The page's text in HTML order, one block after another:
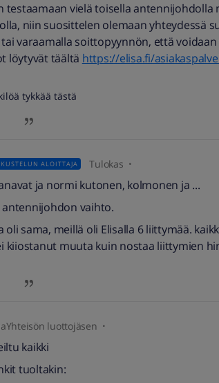
testaamaan vielä toisella antennijohdolla
niin suosittelen olemaan yhteydessä
varaamalla soittopyynnön, että
löytyvät täältä https://elisa.fi/
tykkää tästä
ALOITTAJA Tulokas
ja normi kutonen, kolmonen ja ...
vaihto.
oli sama, meillä oli Elisalla 6 liittymää.
kiiostanut muuta kuin nostaa liittymien
luottojäsen
kaikki
tuoltakin: